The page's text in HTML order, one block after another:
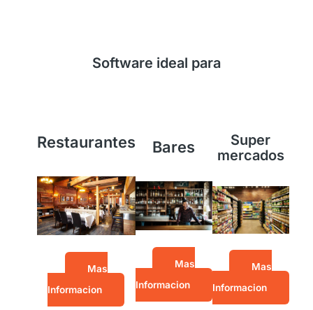
Software ideal para
Restaurantes
Mas
Informacion
Bares
Mas
Informacion
Super
mercados
Mas
Informacion